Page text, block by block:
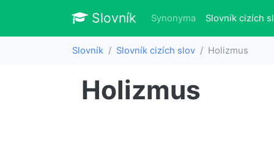
Slovník Slovník
Synonyma Slovník cizích
Slovník Slovník cizích slov Holizmus
Holizmus